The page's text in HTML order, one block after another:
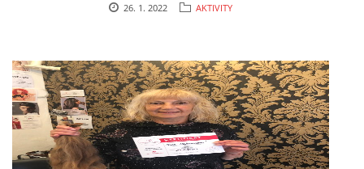
26. 1. 2022 AKTIVITY